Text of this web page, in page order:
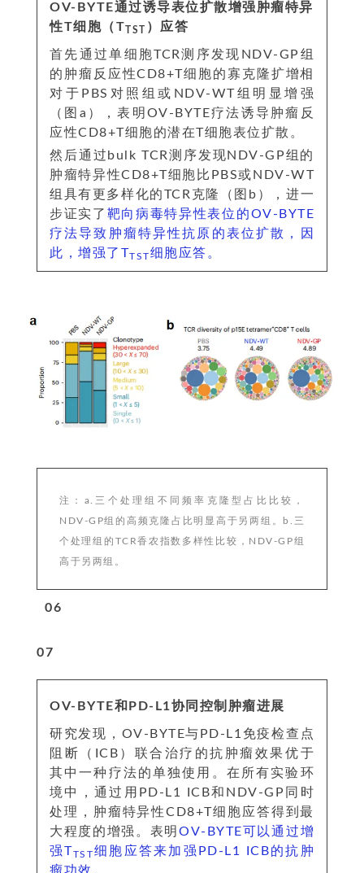
OV-BYTE通过诱导表位扩散增强肿瘤特异
性T细胞（TTST ）应答
首先通过单细胞TCR测序发现NDV-GP组
的肿瘤反应性CD8+T细胞的寡克隆扩增相
对于PBS对照组或NDV-WT组明显增强
（图a），表明OV-BYTE疗法诱导肿瘤反
应性CD8+T细胞的潜在T细胞表位扩散。
然后通过bulk TCR测序发现NDV-GP组的
肿瘤特异性CD8+T细胞比PBS或NDV-WT
组具有更多样化的TCR克隆（图b），进一
步证实了 靶向病毒特异性表位的OV-BYTE
疗法导致肿瘤特异性抗原的表位扩散，因
此，增强了TTST细胞应答。
注：a.三个处理组不同频率克隆型占比比较，
NDV-GP组的高频克隆占比明显高于另两组。b.三
个处理组的TCR香农指数多样性比较，NDV-GP组
高于另两组。
06
07
OV-BYTE和PD-L1协同控制肿瘤进展
研究发现，OV-BYTE与PD-L1免疫检查点
阻断（ICB）联合治疗的抗肿瘤效果优于
其中一种疗法的单独使用。在所有实验环
境中，通过用PD-L1 ICB和NDV-GP同时
处理，肿瘤特异性CD8+T细胞应答得到最
大程度的增强。表明OV-BYTE可以通过增
强TTST细胞应答来加强PD-L1 ICB的抗肿